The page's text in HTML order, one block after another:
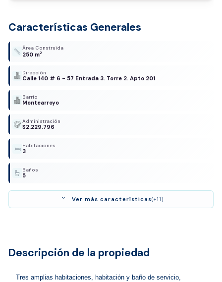
Características Generales
Área Construida
250 m2
Dirección
Calle 140 # 6 - 57 Entrada 3. Torre 2. Apto 201
Barrio
Montearroyo
Administración
$2.229.796
Habitaciones
3
Baños
5
expand_more Ver más características(+11)
Descripción de la propiedad
Tres amplias habitaciones, habitación y baño de servicio,